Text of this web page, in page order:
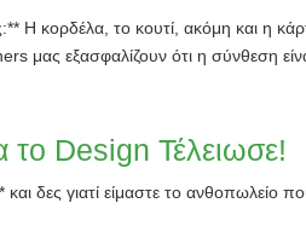
Η κορδέλα, το κουτί, ακόμη και η
μας εξασφαλίζουν ότι η σύνθεση
Design Τέλειωσε!
δες γιατί είμαστε το